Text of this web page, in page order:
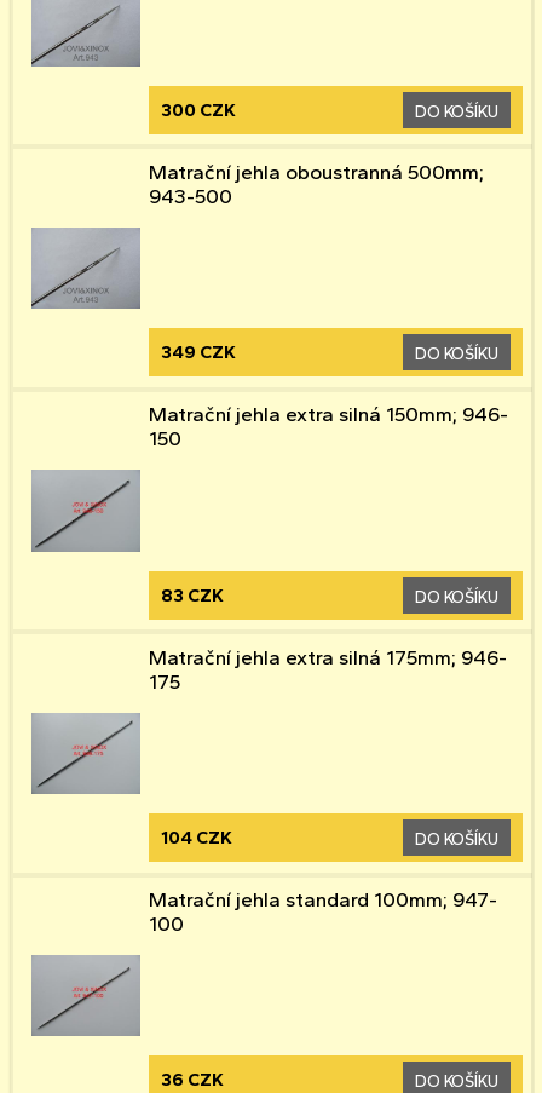
300 CZK DO KOŠÍKU
Matrační jehla oboustranná 500mm;
943-500
349 CZK DO KOŠÍKU
Matrační jehla extra silná 150mm; 946-
150
83 CZK DO KOŠÍKU
Matrační jehla extra silná 175mm; 946-
175
104 CZK DO KOŠÍKU
Matrační jehla standard 100mm; 947-
100
36 CZK DO KOŠÍKU